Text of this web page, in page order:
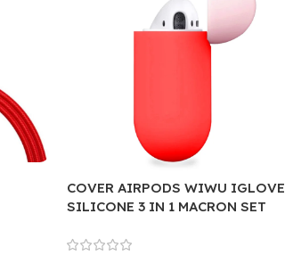
COVER AIRPODS WIWU IGLOVE
SILICONE 3 IN 1 MACRON SET